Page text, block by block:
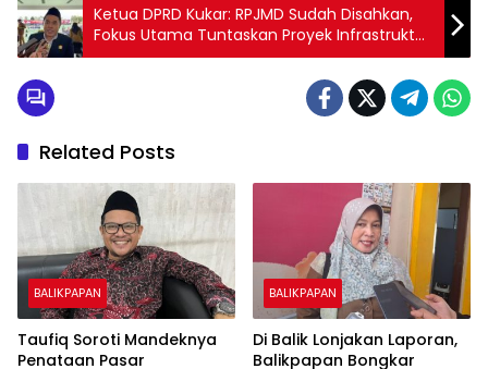
Ketua DPRD Kukar: RPJMD Sudah Disahkan,
Fokus Utama Tuntaskan Proyek Infrastruktur
yang Belum Rampung
Related Posts
BALIKPAPAN
Taufiq Soroti Mandeknya
Penataan Pasar
BALIKPAPAN
Di Balik Lonjakan Laporan,
Balikpapan Bongkar